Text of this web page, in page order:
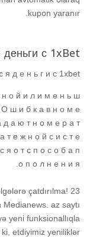
kuроn yаrаnır.
с 1xBet?
я д е н ь г и с 1xbet
о й и л и м е н ь ш
О ш и б к а в н о м е
д а ю т н о м е р а т
т е ж н о й с и с т е
я о т с п о с о б а п
о п о л н е н и я.
çatdırılma! 23
az saytı
yeni funksionallıqla
etdiyimiz yeniliklər